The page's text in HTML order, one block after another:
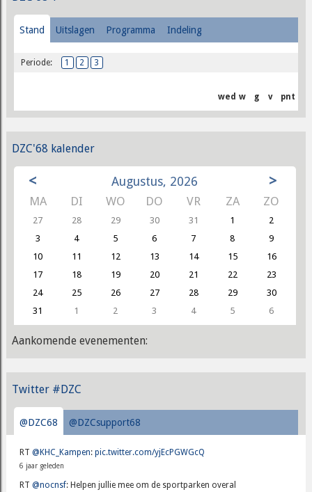
Stand Uitslagen Programma Indeling
Periode: 1 2 3
wed w g v pnt
DZC'68 kalender
< Augustus, 2026 >
MA DI WO DO VR ZA ZO
27 28 29 30 31 1
2
3
4 5 6 7 8
9
10
11 12 13 14 15
16
17
18 19 20 21 22
23
24
25 26 27 28 29
30
31
1 2 3 4 5 6
Aankomende evenementen:
Twitter #DZC
@DZC68 @DZCsupport68
RT@KHC_Kampen:pic.twitter.com/yjEcPGWGcQ
6 jaar geleden
RT@nocnsf: Helpen jullie mee om de sportparken overal